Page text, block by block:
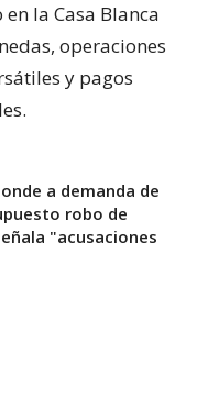
la Casa Blanca
operaciones
y pagos
a demanda de
robo de
"acusaciones